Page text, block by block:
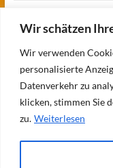
Wir schätzen
Wir verwenden
personalisierte
Datenverkehr zu
klicken, stimmen Sie
zu. Weiterlesen
Tansania
UofM
Workshops,